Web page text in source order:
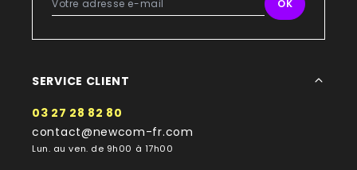
SERVICE CLIENT
03 27 28 82 80
contact@newcom-fr.com
Lun. au ven. de 9h00 à 17h00